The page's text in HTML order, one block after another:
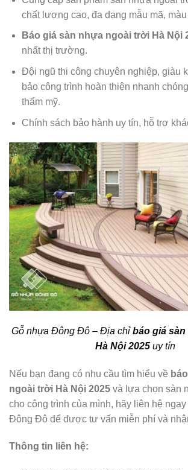
chất lượng cao, đa dạng mẫu mã, màu
Báo giá sàn nhựa ngoài trời Hà Nội
nhất thị trường.
Đội ngũ thi công chuyên nghiệp, giàu
bảo công trình hoàn thiện nhanh
thẩm mỹ.
Chính sách bảo hành uy tín, hỗ trợ
Gỗ nhựa Đông Đô – Địa chỉbáo giá
Hà Nội 2025uy tín
Nếu bạn đang có nhu cầu tìm hiểu về
ngoài trời Hà Nội 2025 và lựa chọn sàn
cho công trình của mình, hãy liên hệ
Đông Đô để được tư vấn miễn phí và
Thông tin liên hệ: